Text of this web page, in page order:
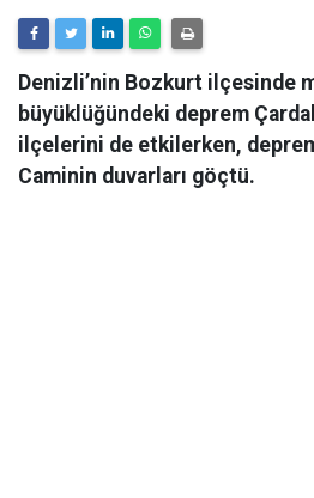
Denizli’nin Bozkurt ilçesinde
büyüklüğündeki deprem
ilçelerini de etkilerken,
Caminin duvarları göçtü.